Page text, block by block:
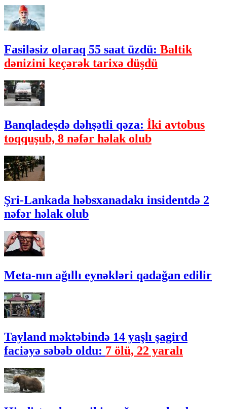
Fasiləsiz olaraq 55 saat üzdü: Baltik
dənizini keçərək tarixə düşdü
Banqladeşdə dəhşətli qəza: İki avtobus
toqquşub, 8 nəfər həlak olub
Şri-Lankada həbsxanadakı insidentdə 2
nəfər həlak olub
Meta-nın ağıllı eynəkləri qadağan edilir
Tayland məktəbində 14 yaşlı şagird
faciəyə səbəb oldu: 7 ölü, 22 yaralı